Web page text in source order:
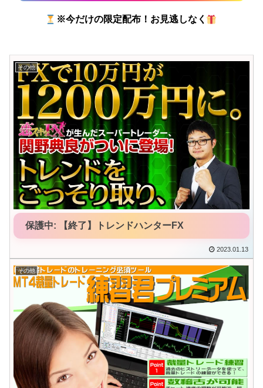
※今だけの限定配布！お見逃しなく
その他
保護中: 【終了】トレンドハンターFX
2023.01.13
その他